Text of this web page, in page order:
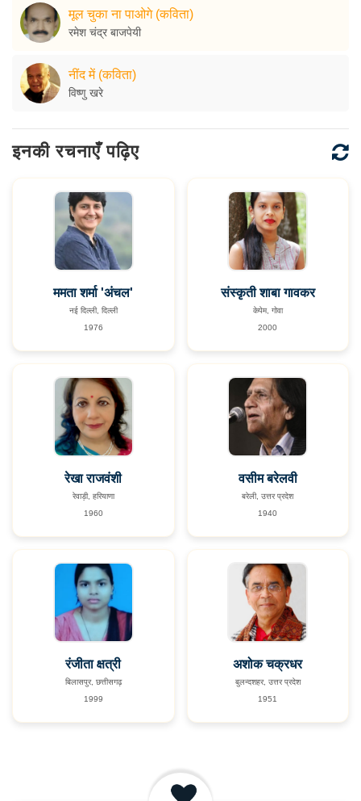
मूल चुका ना पाओगे (कविता)
रमेश चंद्र बाजपेयी
नींद में (कविता)
विष्णु खरे
इनकी रचनाएँ पढ़िए
ममता शर्मा 'अंचल'
नई दिल्ली, दिल्ली
1976
संस्कृती शाबा गावकर
केपेम, गोवा
2000
रेखा राजवंशी
रेवाड़ी, हरियाणा
1960
वसीम बरेलवी
बरेली, उत्तर प्रदेश
1940
रंजीता क्षत्री
बिलासपुर, छत्तीसगढ़
1999
अशोक चक्रधर
बुलन्दशहर, उत्तर प्रदेश
1951